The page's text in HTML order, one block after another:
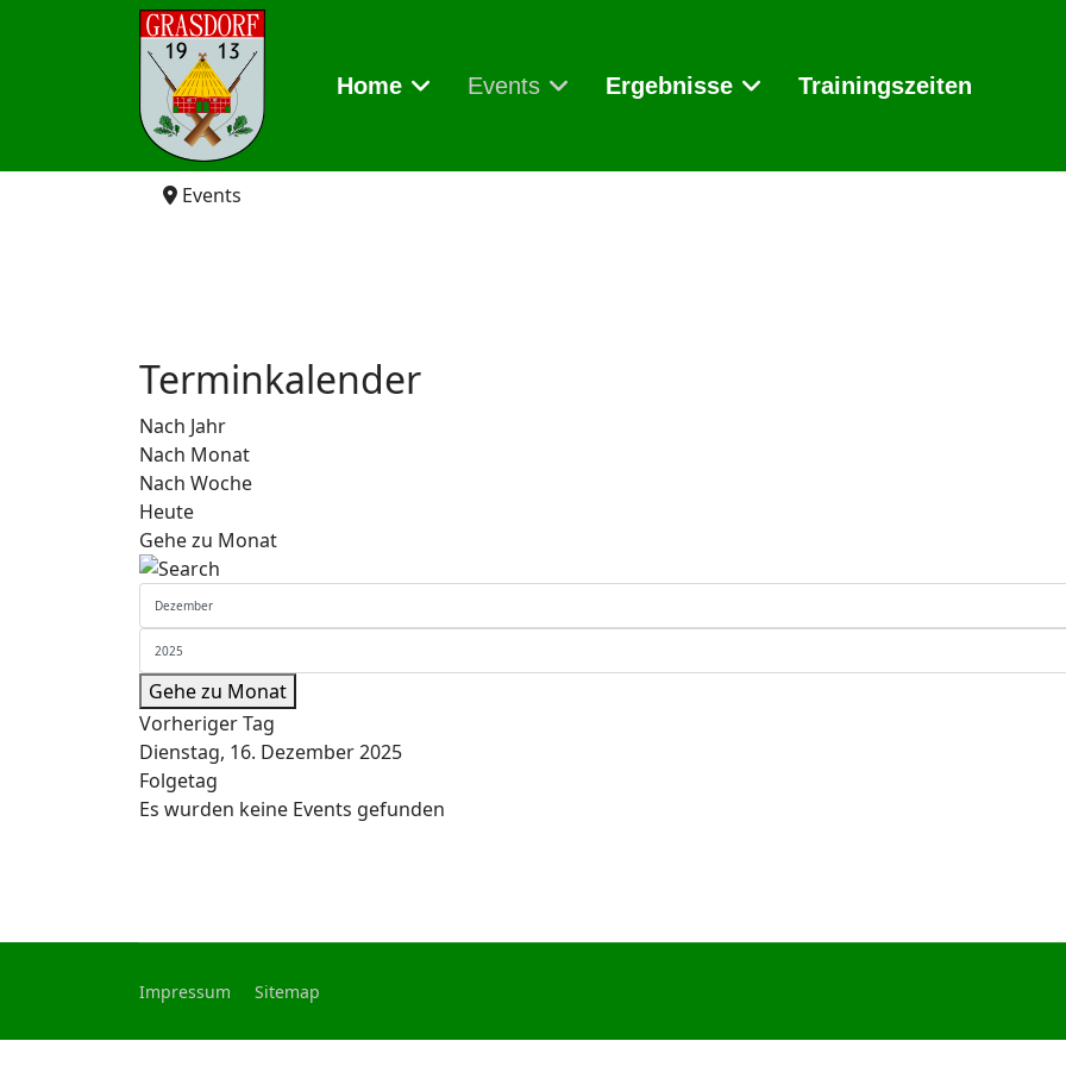
Home Events Ergebnisse Trainingszeiten
Events
Terminkalender
Nach Jahr
Nach Monat
Nach Woche
Heute
Gehe zu Monat
Gehe zu Monat
Vorheriger Tag
Dienstag, 16. Dezember 2025
Folgetag
Es wurden keine Events gefunden
Impressum Sitemap